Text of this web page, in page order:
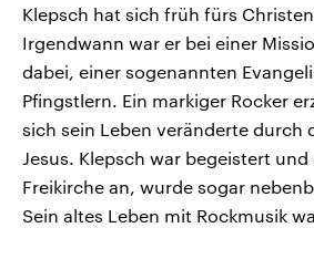
Klepsch hat sich früh fürs
Irgendwann war er bei einer
dabei, einer sogenannten
Pfingstlern. Ein markiger Rocker
sich sein Leben veränderte durch
Jesus. Klepsch war begeistert
Freikirche an, wurde sogar
Sein altes Leben mit Rockmusik